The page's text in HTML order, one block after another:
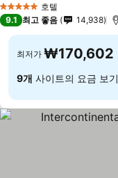
5 성급 호텔
9.1 최고 좋음 14,938
최저가 ₩170,602
9개 사이트의 요금 보기